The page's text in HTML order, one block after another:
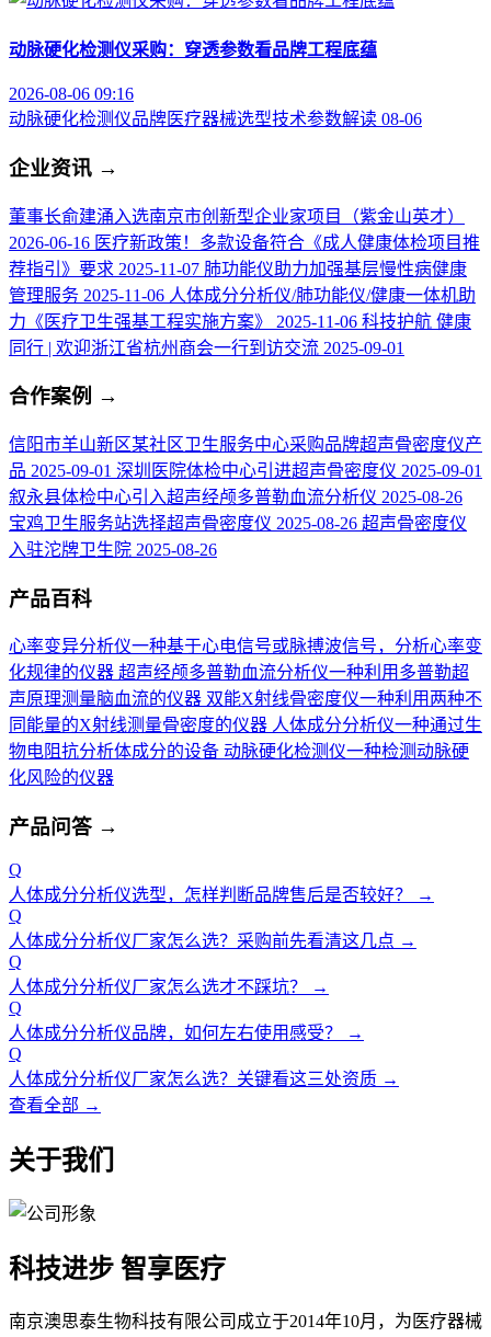
动脉硬化检测仪采购：穿透参数看品牌工程底蕴
2026-08-06 09:16
动脉硬化检测仪品牌医疗器械选型技术参数解读 08-06
企业资讯 →
董事长俞建涌入选南京市创新型企业家项目（紫金山英才）
2026-06-16 医疗新政策！多款设备符合《成人健康体检项目推
荐指引》要求 2025-11-07 肺功能仪助力加强基层慢性病健康
管理服务 2025-11-06 人体成分分析仪/肺功能仪/健康一体机助
力《医疗卫生强基工程实施方案》
2025-11-06 科技护航 健康
同行 | 欢迎浙江省杭州商会一行到访交流 2025-09-01
合作案例 →
信阳市羊山新区某社区卫生服务中心采购品牌超声骨密度仪产
品 2025-09-01 深圳医院体检中心引进超声骨密度仪 2025-09-01
叙永县体检中心引入超声经颅多普勒血流分析仪 2025-08-26
宝鸡卫生服务站选择超声骨密度仪 2025-08-26 超声骨密度仪
入驻沱牌卫生院 2025-08-26
产品百科
心率变异分析仪一种基于心电信号或脉搏波信号，分析心率变
化规律的仪器 超声经颅多普勒血流分析仪一种利用多普勒超
声原理测量脑血流的仪器 双能X射线骨密度仪一种利用两种不
同能量的X射线测量骨密度的仪器 人体成分分析仪一种通过生
物电阻抗分析体成分的设备 动脉硬化检测仪一种检测动脉硬
化风险的仪器
产品问答 →
Q
人体成分分析仪选型，怎样判断品牌售后是否较好？
→
Q
人体成分分析仪厂家怎么选？采购前先看清这几点 →
Q
人体成分分析仪厂家怎么选才不踩坑？
→
Q
人体成分分析仪品牌，如何左右使用感受？
→
Q
人体成分分析仪厂家怎么选？关键看这三处资质 →
查看全部 →
关于我们
科技进步 智享医疗
南京澳思泰生物科技有限公司成立于2014年10月，为医疗器械